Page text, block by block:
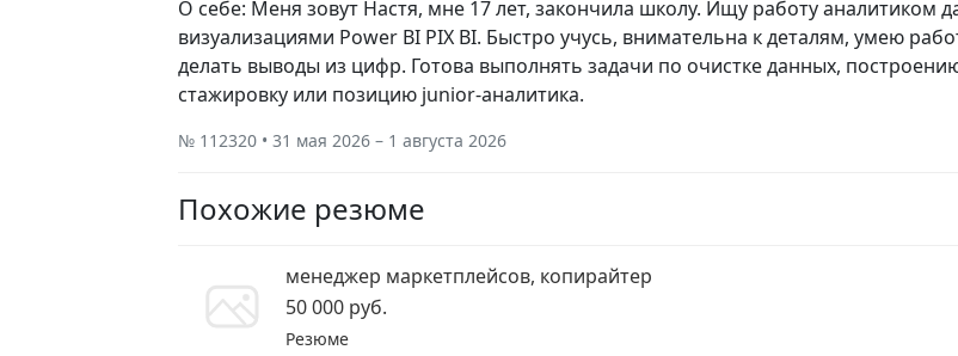
О себе: Меня зовут Настя, мне 17 лет, закончила школу. Ищу работу аналитиком
визуализациями Power BI PIX BI. Быстро учусь, внимательна к деталям, умею
делать выводы из цифр. Готова выполнять задачи по очистке данных,
стажировку или позицию junior-аналитика.
№ 112320 • 31 мая 2026 – 1 августа 2026
Похожие резюме
менеджер маркетплейсов, копирайтер
50 000 руб.
Резюме